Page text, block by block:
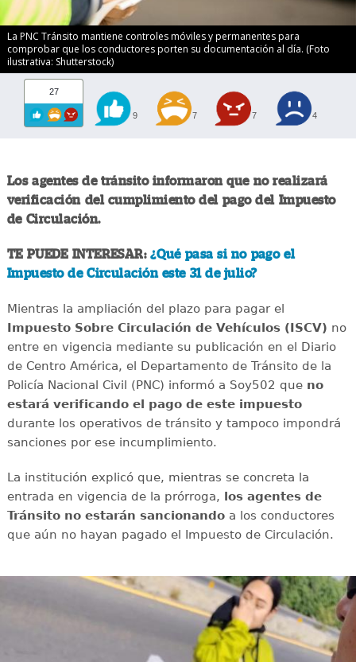
La PNC Tránsito mantiene controles móviles y permanentes para
comprobar que los conductores porten su documentación al día. (Foto
ilustrativa: Shutterstock)
27
9 7 7 4
Los agentes de tránsito informaron que no realizará
verificación del cumplimiento del pago del Impuesto
de Circulación.
TE PUEDE INTERESAR:¿Qué pasa si no pago el
Impuesto de Circulación este 31 de julio?
Mientras la ampliación del plazo para pagar el
Impuesto Sobre Circulación de Vehículos (ISCV) no
entre en vigencia mediante su publicación en el Diario
de Centro América, el Departamento de Tránsito de la
Policía Nacional Civil (PNC) informó a Soy502 que no
estará verificando el pago de este impuesto
durante los operativos de tránsito y tampoco impondrá
sanciones por ese incumplimiento.
La institución explicó que, mientras se concreta la
entrada en vigencia de la prórroga, los agentes de
Tránsito no estarán sancionandoa los conductores
que aún no hayan pagado el Impuesto de Circulación.